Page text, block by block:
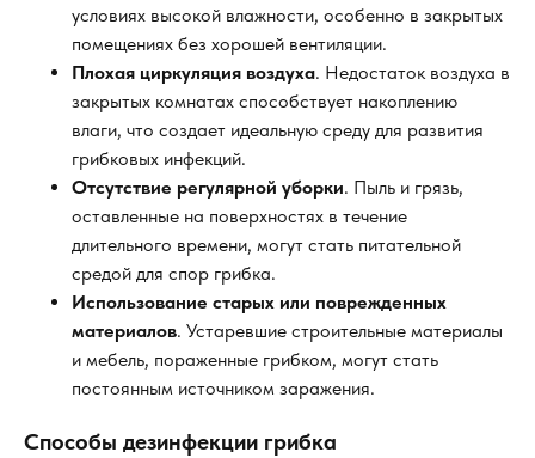
условиях высокой влажности, особенно в закрытых
помещениях без хорошей вентиляции.
Плохая циркуляция воздуха. Недостаток воздуха в
закрытых комнатах способствует накоплению
влаги, что создает идеальную среду для развития
грибковых инфекций.
Отсутствие регулярной уборки. Пыль и грязь,
оставленные на поверхностях в течение
длительного времени, могут стать питательной
средой для спор грибка.
Использование старых или поврежденных
материалов. Устаревшие строительные материалы
и мебель, пораженные грибком, могут стать
постоянным источником заражения.
Способы дезинфекции грибка